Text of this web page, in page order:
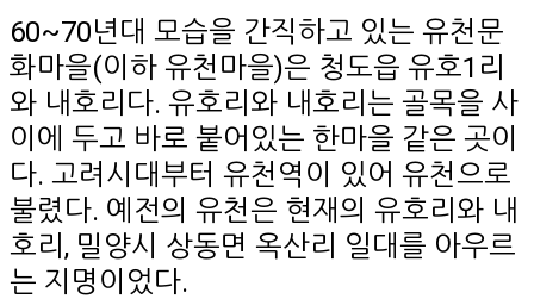
60~70년대 모습을 간직하고 있는 유천문
화마을(이하 유천마을)은 청도읍 유호1리
와 내호리다. 유호리와 내호리는 골목을 사
이에 두고 바로 붙어있는 한마을 같은 곳이
다. 고려시대부터 유천역이 있어 유천으로
불렸다. 예전의 유천은 현재의 유호리와 내
호리, 밀양시 상동면 옥산리 일대를 아우르
는 지명이었다.